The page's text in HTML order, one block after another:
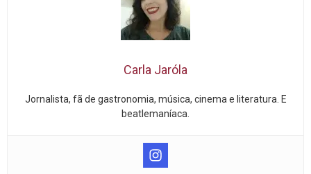
Carla Jaróla
Jornalista, fã de gastronomia, música, cinema e literatura. E
beatlemaníaca.